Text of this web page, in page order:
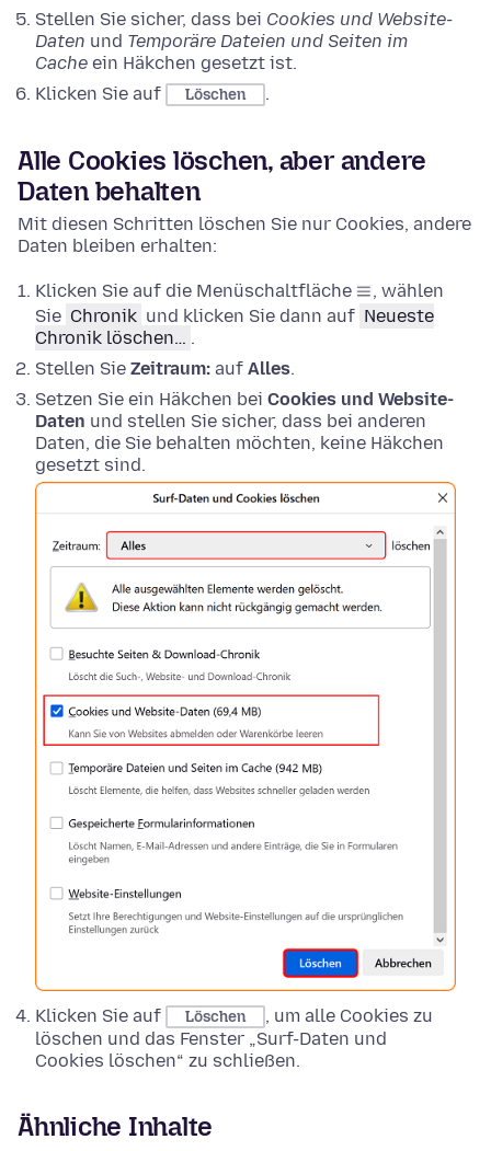
Stellen Sie sicher, dass bei Cookies und Website-
Daten und Temporäre Dateien und Seiten im
Cache ein Häkchen gesetzt ist.
Klicken Sie auf
Löschen .
Alle Cookies löschen, aber andere
Daten behalten
Mit diesen Schritten löschen Sie nur Cookies, andere
Daten bleiben erhalten:
Klicken Sie auf die Menüschaltfläche
, wählen
Sie Chronik und klicken Sie dann auf Neueste
Chronik löschen… .
Stellen Sie Zeitraum: auf Alles.
Setzen Sie ein Häkchen bei Cookies und Website-
Daten und stellen Sie sicher, dass bei anderen
Daten, die Sie behalten möchten, keine Häkchen
gesetzt sind.
Klicken Sie auf Löschen
, um alle Cookies zu
löschen und das Fenster „Surf-Daten und
Cookies löschen“ zu schließen.
Ähnliche Inhalte